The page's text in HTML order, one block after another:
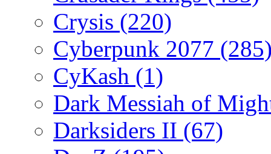
Crysis (220)
Cyberpunk 2077
CyKash (1)
Dark Messiah of
Darksiders II (67)